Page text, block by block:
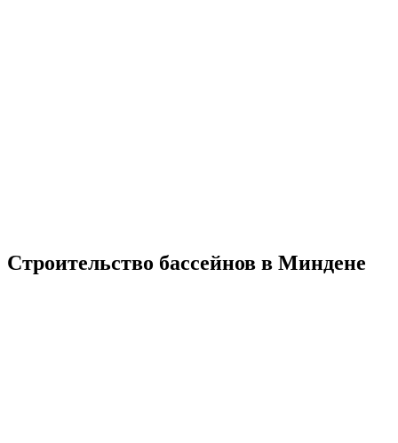
Строительство бассейнов в Миндене